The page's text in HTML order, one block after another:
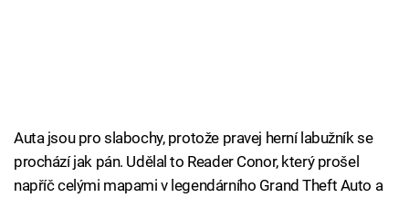
Auta jsou pro slabochy, protože pravej herní labužník se
prochází jak pán. Udělal to Reader Conor, který prošel
napříč celými mapami v legendárního Grand Theft Auto a